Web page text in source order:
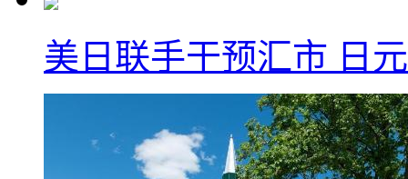
美日联手干预汇市 日